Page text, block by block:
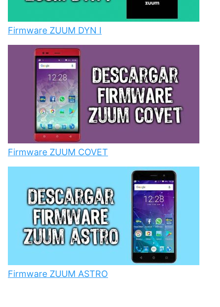
Firmware ZUUM DYN I
Firmware ZUUM COVET
Firmware ZUUM ASTRO